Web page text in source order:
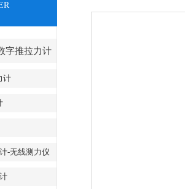
字推拉力计
计
-无线测力仪